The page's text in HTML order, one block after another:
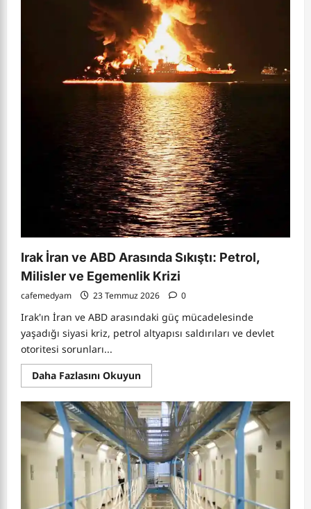
Irak İran ve ABD Arasında Sıkıştı: Petrol,
Milisler ve Egemenlik Krizi
cafemedyam 23 Temmuz 2026 0
Irak'ın İran ve ABD arasındaki güç mücadelesinde
yaşadığı siyasi kriz, petrol altyapısı saldırıları ve devlet
otoritesi sorunları...
Daha Fazlasını OkuyunRead
more
Irak
İran
ve
ABD
Arasında
Sıkıştı:
Petrol,
Milisler
ve
Egemenlik
Krizi